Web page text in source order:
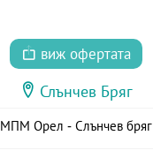
виж офертата
Слънчев Бряг
МПМ Орел - Слънчев бряг